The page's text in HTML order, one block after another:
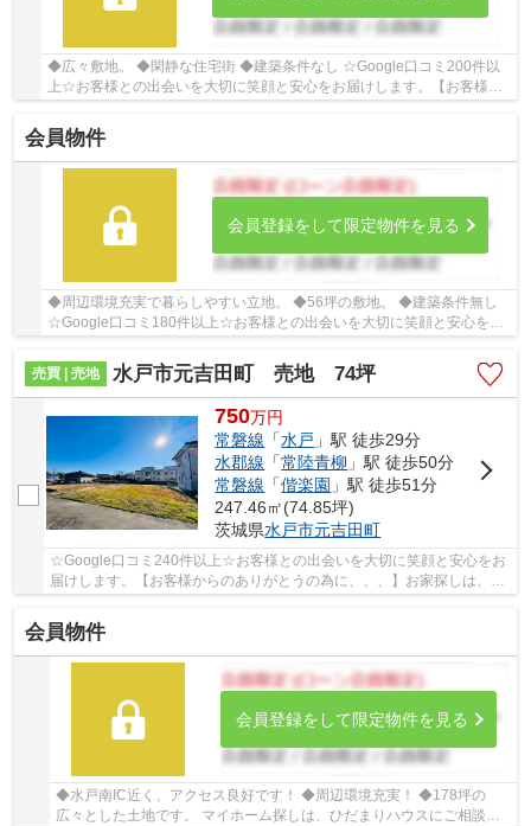
◆広々敷地。 ◆閑静な住宅街 ◆建築条件なし ☆Google口コミ200件以
上☆お客様との出会いを大切に笑顔と安心をお届けします。【お客様か
らのありがとうの為に、、、】お家探しは、ひだま...
会員物件
会員登録をして限定物件を見る
◆周辺環境充実で暮らしやすい立地。 ◆56坪の敷地。 ◆建築条件無し
☆Google口コミ180件以上☆お客様との出会いを大切に笑顔と安心をお
届けします。【お客様からのありがとうの為に、、...
売買 | 売地
水戸市元吉田町 売地 74坪
750万円
常磐線 「水戸 」駅 徒歩29分
水郡線 「常陸青柳 」駅 徒歩50分
常磐線 「偕楽園 」駅 徒歩51分
247.46㎡(74.85坪)
茨城県水戸市元吉田町
☆Google口コミ240件以上☆お客様との出会いを大切に笑顔と安心をお
届けします。【お客様からのありがとうの為に、、、】お家探しは、ひ
だまりハウスにご相談ください！
会員物件
会員登録をして限定物件を見る
◆水戸南IC近く、アクセス良好です！ ◆周辺環境充実！ ◆178坪の
広々とした土地です。 マイホーム探しは、ひだまりハウスにご相談く